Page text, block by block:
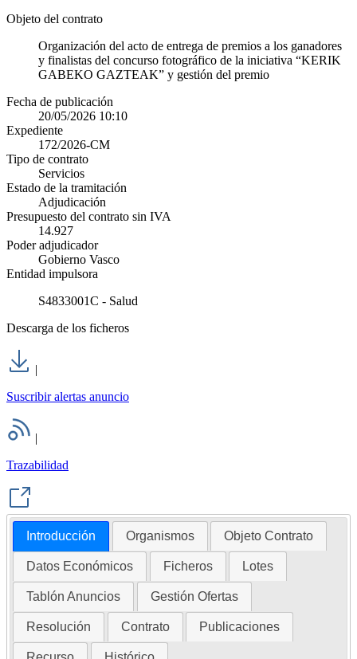
Objeto del contrato
Organización del acto de entrega de premios a los ganadores
y finalistas del concurso fotográfico de la iniciativa “KERIK
GABEKO GAZTEAK” y gestión del premio
Fecha de publicación
20/05/2026 10:10
Expediente
172/2026-CM
Tipo de contrato
Servicios
Estado de la tramitación
Adjudicación
Presupuesto del contrato sin IVA
14.927
Poder adjudicador
Gobierno Vasco
Entidad impulsora
S4833001C - Salud
Descarga de los ficheros
|
Suscribir alertas anuncio
|
Trazabilidad
Introducción Organismos Objeto Contrato
Datos Económicos Ficheros Lotes
Tablón Anuncios Gestión Ofertas
Resolución Contrato Publicaciones